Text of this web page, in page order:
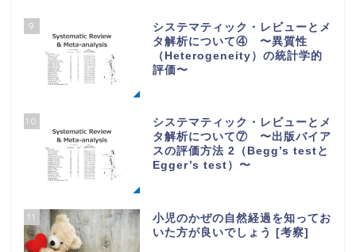
9
システマティック・レビューとメ
タ解析について④ 〜異質性
（Heterogeneity）の統計学的
評価〜
10
システマティック・レビューとメ
タ解析について⑦ 〜出版バイア
スの評価方法 2（Begg’s testと
Egger’s test）〜
11
小児のかぜの自然経過を知ってお
いた方が良いでしょう [考察]